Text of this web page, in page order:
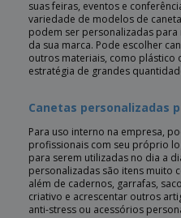
suas feiras, eventos e
variedade de modelos de
podem ser personalizadas
da sua marca. Pode escolher
outros materiais, como plástico
estratégia de grandes
Canetas personalizadas
Para uso interno na empresa,
profissionais com seu próprio
para serem utilizadas no dia a
personalizadas são itens muito
além de cadernos, garrafas,
criativo e acrescentar outros
anti-stress ou acessórios